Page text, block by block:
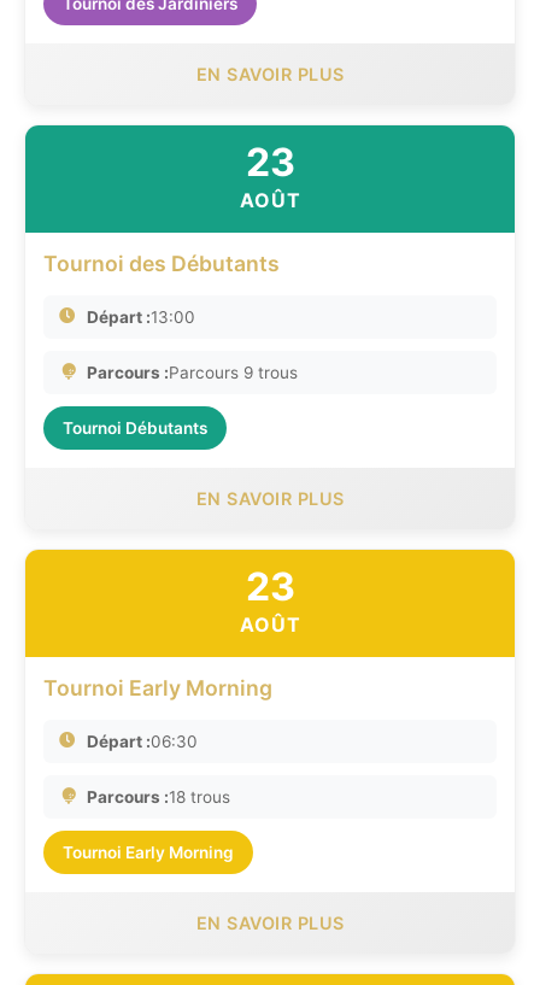
EN SAVOIR PLUS
23
AOÛT
Tournoi des Débutants
Départ :13:00
Parcours :Parcours 9 trous
Tournoi Débutants
EN SAVOIR PLUS
23
AOÛT
Tournoi Early Morning
Départ :06:30
Parcours :18 trous
Tournoi Early Morning
EN SAVOIR PLUS